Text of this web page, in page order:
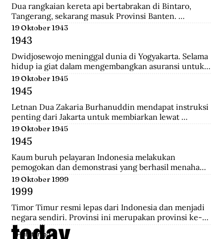
Pilih tanggal
Dua rangkaian kereta api bertabrakan di Bintaro,
Tangerang, sekarang masuk Provinsi Banten.
Lokomotif dan gerbong pertama masing-masing
kereta hancur-lebur. Ratusan penumpang tewas
mengenaskan. Suara tabrakan terdengar hingga
beberapa belas meter. Kecelakaan kereta terburuk
sepanjang sejarah Indonesia. Kecelakaan ini terjadi
Senin pagi, sekira jam tujuh. Waktu padat penumpang
untuk Kereta api (KA) 225 trayek Rangkasbitung—
Jakarta Kota. Kereta ini mengangkut 1.887
penumpang.
19 Oktober 1943
1943
Dwidjosewojo meninggal dunia di Yogyakarta. Selama
hidup ia giat dalam mengembangkan asuransi untuk
anak negeri. Hingga OL Mij Boemipoetera dan
Merdika sebagai usaha asuransi mendapat pengakuan
badan hukum.
19 Oktober 1945
1945
Letnan Dua Zakaria Burhanuddin mendapat instruksi
penting dari Jakarta untuk membiarkan lewat
serangkaian kereta api memuat 90 Kaigun (Angkatan
Laut Jepang) yang akan melintasi Stasiun Bekasi.
Namun saat tiba, rakyat dan pejuang Bekasi langsung
melakukan pengepungan hingga terjadi penembakan
yang akhirnya saling serbu.
19 Oktober 1945
1945
Kaum buruh pelayaran Indonesia melakukan
pemogokan dan demonstrasi yang berhasil menahan
sebelas kapal Belanda di Pelabuhan New York yang
akan mengangkut perlengkapan perang yang
diperoleh dari Pemerintah AS.
19 Oktober 1999
1999
Timor Timur resmi lepas dari Indonesia dan menjadi
negara sendiri. Provinsi ini merupakan provinsi ke-27
Indonesia selama 24 tahun.